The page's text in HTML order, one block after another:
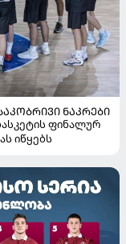
ᲜᲐᲙᲠᲔᲑᲘ
ფინალურ
იწყებს